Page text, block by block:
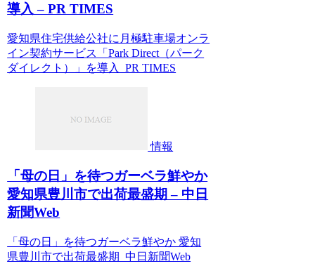
導入 – PR TIMES
愛知県住宅供給公社に月極駐車場オンラ
イン契約サービス「Park Direct（パーク
ダイレクト）」を導入 PR TIMES
情報
「母の日」を待つガーベラ鮮やか
愛知県豊川市で出荷最盛期 – 中日
新聞Web
「母の日」を待つガーベラ鮮やか 愛知
県豊川市で出荷最盛期 中日新聞Web